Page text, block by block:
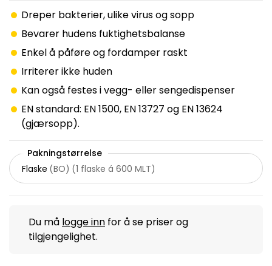
Dreper bakterier, ulike virus og sopp
Bevarer hudens fuktighetsbalanse
Enkel å påføre og fordamper raskt
Irriterer ikke huden
Kan også festes i vegg- eller sengedispenser
EN standard: EN 1500, EN 13727 og EN 13624
(gjærsopp).
Pakningstørrelse
Flaske (BO) (1 flaske á 600 MLT)
Du må logge inn for å se priser og
tilgjengelighet.